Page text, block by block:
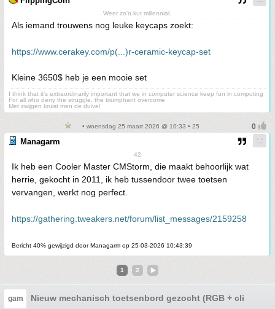
Weer zo'n kut millennial.
Als iemand trouwens nog leuke keycaps zoekt:
https://www.cerakey.com/p(...)r-ceramic-keycap-set
Kleine 3650$ heb je een mooie set
I think that it’s extraordinarily important that we in computer science keep fun in computing
For all who deny the struggle, the triumphant overcome
Met zwijgen kruist men de duivel
• woensdag 25 maart 2026 @ 10:33 • 25
Managarm
42
Ik heb een Cooler Master CMStorm, die maakt behoorlijk wat
herrie, gekocht in 2011, ik heb tussendoor twee toetsen
vervangen, werkt nog perfect.
https://gathering.tweakers.net/forum/list_messages/2159258
Bericht 40% gewijzigd door Managarm op 25-03-2026 10:43:39
1 2
gam Nieuw mechanisch toetsenbord gezocht (RGB + clicky